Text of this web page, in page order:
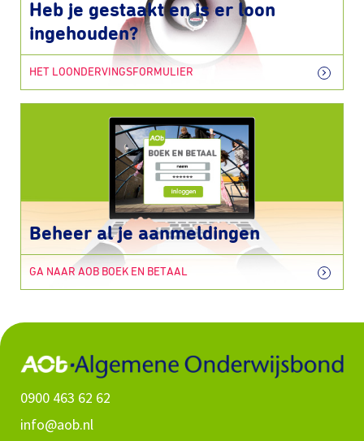
Heb je gestaakt en is er loon
ingehouden?
HET LOONDERVINGSFORMULIER
Beheer al je aanmeldingen
GA NAAR AOB BOEK EN BETAAL
0900 463 62 62
info@aob.nl